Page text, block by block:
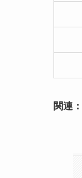
関連：